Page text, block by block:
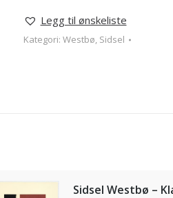
Legg til ønskeliste
Kategori: Westbø, Sidsel
Sidsel Westbø –